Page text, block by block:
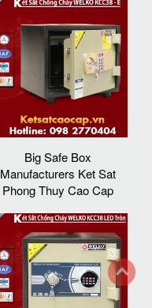
Big Safe Box
Manufacturers Ket Sat
Phong Thuy Cao Cap
back